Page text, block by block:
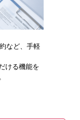
など、手軽
ける機能を